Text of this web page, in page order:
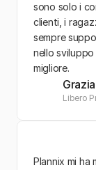
Plannix mi ha
sono solo i
clienti, i
sempre
nello sviluppo
migliore.
Libero